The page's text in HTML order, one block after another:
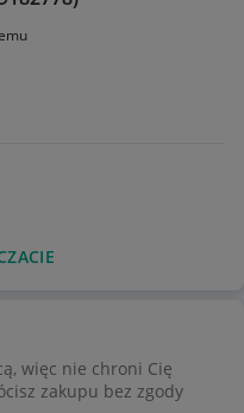
więc nie chroni Cię
zakupu bez zgody